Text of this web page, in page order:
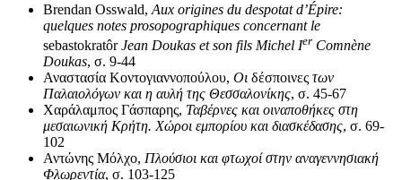
Brendan Osswald, Aux origines du despotat d’Épire:
quelques notes prosopographiques concernant le
sebastokratôrJean Doukas et son fils Michel Ier Comnène
Doukas, σ. 9-44
Αναστασία Κοντογιαννοπούλου, Οι δέσποινες των
Παλαιολόγων και η αυλή της Θεσσαλονίκης, σ. 45-67
Χαράλαμπος Γάσπαρης, Ταβέρνες και οιναποθήκες στη
μεσαιωνική Κρήτη. Χώροι εμπορίου και διασκέδασης, σ. 69-
102
Αντώνης Μόλχο, Πλούσιοι και φτωχοί στην αναγεννησιακή
Φλωρεντία, σ. 103-125